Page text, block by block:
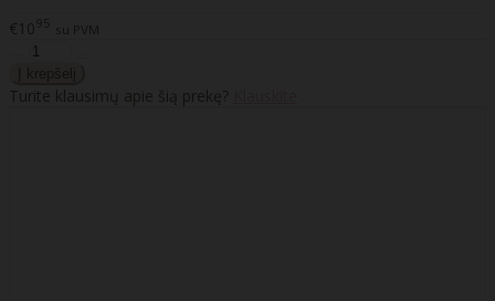
€1095 su PVM
Turite klausimų apie šią prekę?